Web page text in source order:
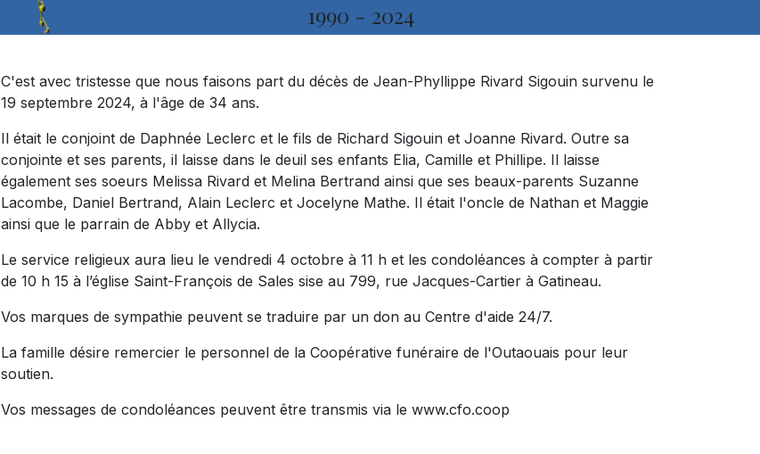
1990 - 2024
C'est avec tristesse que nous faisons part du décès de Jean-Phyllippe Rivard Sigouin survenu le
19 septembre 2024, à l'âge de 34 ans.
Il était le conjoint de Daphnée Leclerc et le fils de Richard Sigouin et Joanne Rivard. Outre sa
conjointe et ses parents, il laisse dans le deuil ses enfants Elia, Camille et Phillipe. Il laisse
également ses soeurs Melissa Rivard et Melina Bertrand ainsi que ses beaux-parents Suzanne
Lacombe, Daniel Bertrand, Alain Leclerc et Jocelyne Mathe. Il était l'oncle de Nathan et Maggie
ainsi que le parrain de Abby et Allycia.
Le service religieux aura lieu le vendredi 4 octobre à 11 h et les condoléances à compter à partir
de 10 h 15 à l’église Saint-François de Sales sise au 799, rue Jacques-Cartier à Gatineau.
Vos marques de sympathie peuvent se traduire par un don au Centre d'aide 24/7.
La famille désire remercier le personnel de la Coopérative funéraire de l'Outaouais pour leur
soutien.
Vos messages de condoléances peuvent être transmis via le www.cfo.coop